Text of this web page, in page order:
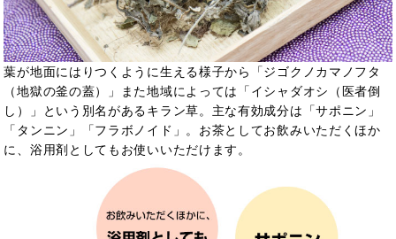
葉が地面にはりつくように生える様子から「ジゴクノカマノフタ
（地獄の釜の蓋）」また地域によっては「イシャダオシ（医者倒
し）」という別名があるキラン草。主な有効成分は「サポニン」
「タンニン」「フラボノイド」。お茶としてお飲みいただくほか
に、浴用剤としてもお使いいただけます。